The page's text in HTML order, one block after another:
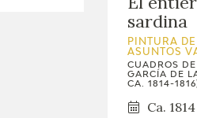
sardina
PINTURA
ASUNTOS
CUADROS
GARCÍA DE
CA. 1814-
Ca.